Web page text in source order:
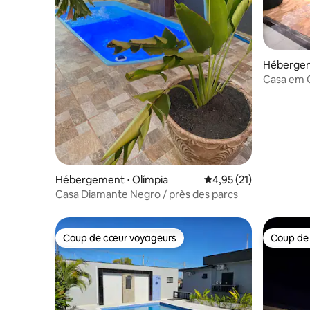
Hébergement ⋅ Olímpia Évaluation moyenne
4,95 (21)
Casa Diamante Negro / près des parcs
Casa em
Coup de cœur voyageurs
Coup de cœur voyageurs Coup
Coup